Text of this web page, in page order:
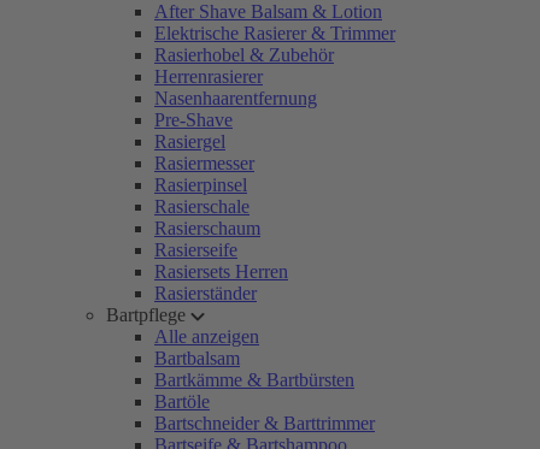
After Shave Balsam & Lotion
Elektrische Rasierer & Trimmer
Rasierhobel & Zubehör
Herrenrasierer
Nasenhaarentfernung
Pre-Shave
Rasiergel
Rasiermesser
Rasierpinsel
Rasierschale
Rasierschaum
Rasierseife
Rasiersets Herren
Rasierständer
Bartpflege
Alle anzeigen
Bartbalsam
Bartkämme & Bartbürsten
Bartöle
Bartschneider & Barttrimmer
Bartseife & Bartshampoo